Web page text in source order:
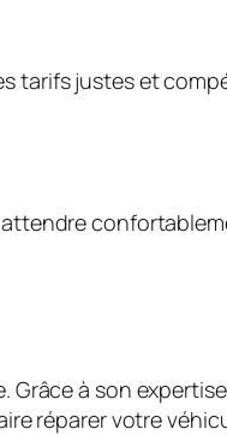
tarifs justes et
Grâce à son
réparer votre